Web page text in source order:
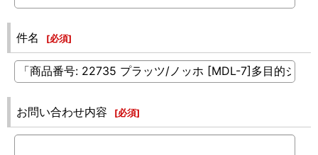
件名 [必須]
お問い合わせ内容 [必須]